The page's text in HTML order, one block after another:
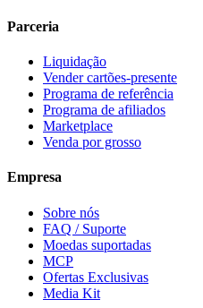
Parceria
Liquidação
Vender cartões-presente
Programa de referência
Programa de afiliados
Marketplace
Venda por grosso
Empresa
Sobre nós
FAQ / Suporte
Moedas suportadas
MCP
Ofertas Exclusivas
Media Kit